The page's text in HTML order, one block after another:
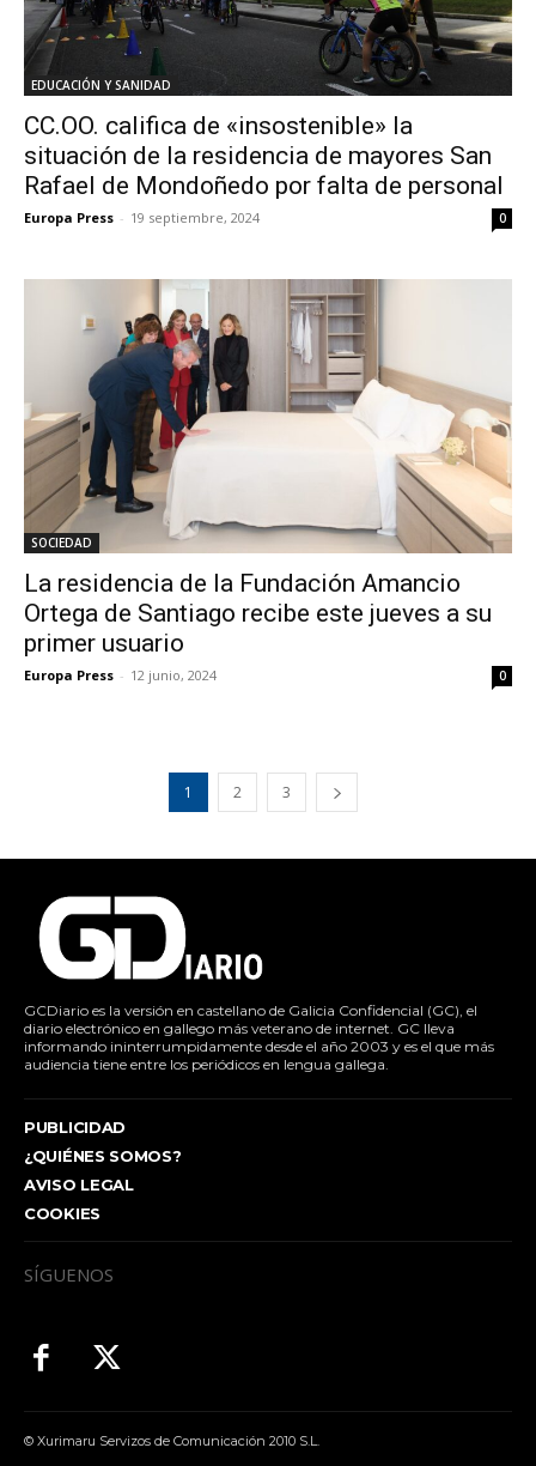
EDUCACIÓN Y SANIDAD
CC.OO. califica de «insostenible» la
situación de la residencia de mayores San
Rafael de Mondoñedo por falta de personal
Europa Press - 19 septiembre, 2024 0
SOCIEDAD
La residencia de la Fundación Amancio
Ortega de Santiago recibe este jueves a su
primer usuario
Europa Press - 12 junio, 2024 0
1 2 3
GCDiario es la versión en castellano de Galicia Confidencial (GC), el
diario electrónico en gallego más veterano de internet. GC lleva
informando ininterrumpidamente desde el año 2003 y es el que más
audiencia tiene entre los periódicos en lengua gallega.
PUBLICIDAD
¿QUIÉNES SOMOS?
AVISO LEGAL
COOKIES
SÍGUENOS
© Xurimaru Servizos de Comunicación 2010 S.L.